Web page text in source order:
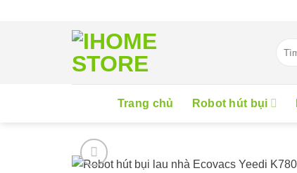
kiếm:
Trang chủ Robot hút bụi